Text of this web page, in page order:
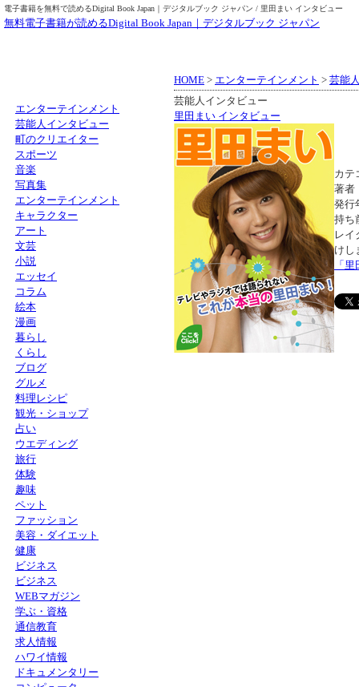
電子書籍を無料で読めるDigital Book Japan｜デジタルブック ジャパン / 里田まい インタビュー
無料電子書籍が読めるDigital Book Japan｜デジタルブック ジャパン
HOME > エンターテインメント > 芸能
芸能人インタビュー
里田まい インタビュー
カテ
著者
発行
持ち
レイ
けし
「
エンターテインメント
芸能人インタビュー
町のクリエイター
スポーツ
音楽
写真集
エンターテインメント
キャラクター
アート
文芸
小説
エッセイ
コラム
絵本
漫画
暮らし
くらし
ブログ
グルメ
料理レシピ
観光・ショップ
占い
ウエディング
旅行
体験
趣味
ペット
ファッション
美容・ダイエット
健康
ビジネス
ビジネス
WEBマガジン
学ぶ・資格
通信教育
求人情報
ハワイ情報
ドキュメンタリー